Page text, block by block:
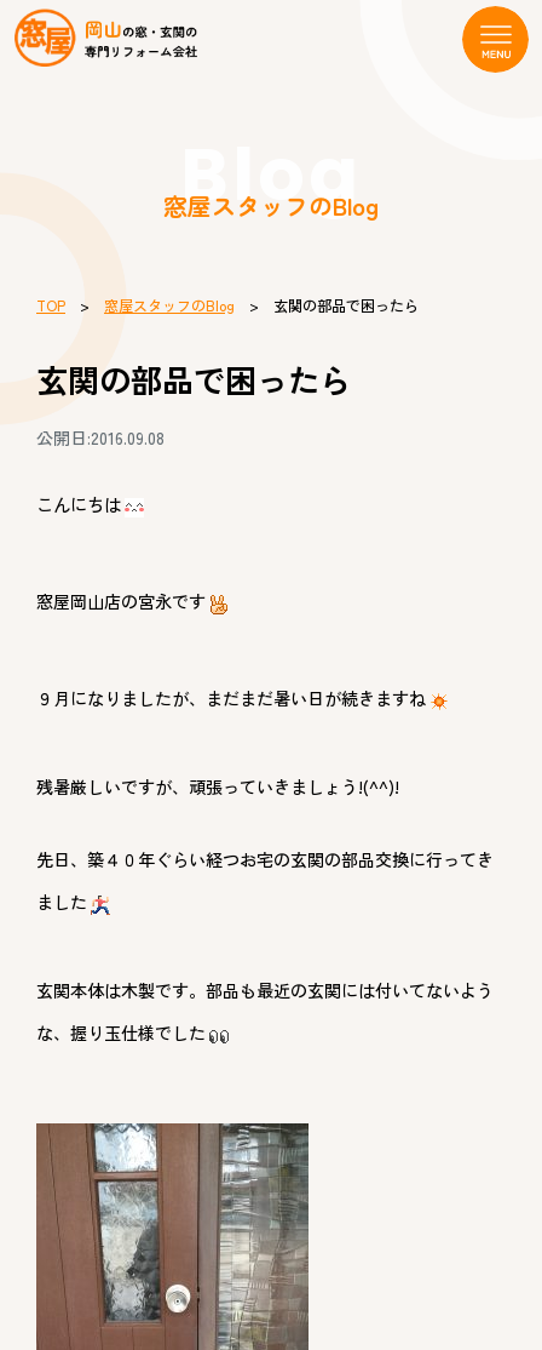
Blog
窓屋スタッフのBlog
TOP > 窓屋スタッフのBlog > 玄関の部品で困ったら
玄関の部品で困ったら
公開日:2016.09.08
こんにちは
窓屋岡山店の宮永です
９月になりましたが、まだまだ暑い日が続きますね
残暑厳しいですが、頑張っていきましょう!(^^)!
先日、築４０年ぐらい経つお宅の玄関の部品交換に行ってき
ました
玄関本体は木製です。部品も最近の玄関には付いてないよう
な、握り玉仕様でした